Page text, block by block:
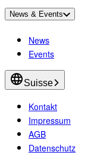
News & Events
News
Events
Suisse
Kontakt
Impressum
AGB
Datenschutz